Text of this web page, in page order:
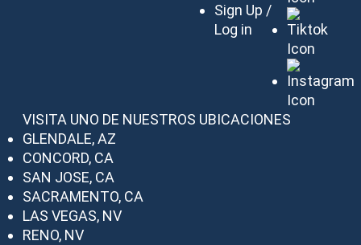
Sign Up /
Log in
VISITA UNO DE NUESTROS UBICACIONES
GLENDALE, AZ
CONCORD, CA
SAN JOSE, CA
SACRAMENTO, CA
LAS VEGAS, NV
RENO, NV